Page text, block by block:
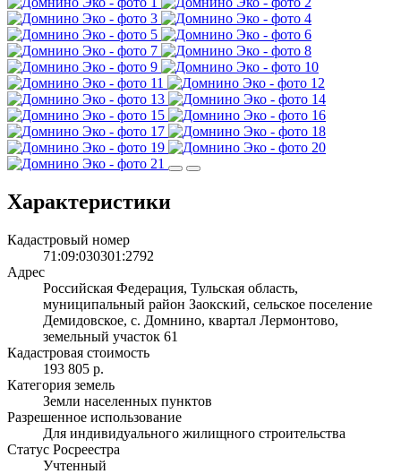
Характеристики
Кадастровый номер
71:09:030301:2792
Адрес
Российская Федерация, Тульская область,
муниципальный район Заокский, сельское поселение
Демидовское, с. Домнино, квартал Лермонтово,
земельный участок 61
Кадастровая стоимость
193 805 р.
Категория земель
Земли населенных пунктов
Разрешенное использование
Для индивидуального жилищного строительства
Статус Росреестра
Учтенный